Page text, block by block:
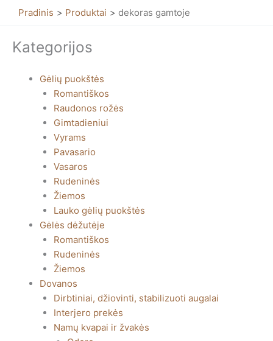
Pradinis Produktai dekoras gamtoje
Kategorijos
Gėlių puokštės
Romantiškos
Raudonos rožės
Gimtadieniui
Vyrams
Pavasario
Vasaros
Rudeninės
Žiemos
Lauko gėlių puokštės
Gėlės dėžutėje
Romantiškos
Rudeninės
Žiemos
Dovanos
Dirbtiniai, džiovinti, stabilizuoti augalai
Interjero prekės
Namų kvapai ir žvakės